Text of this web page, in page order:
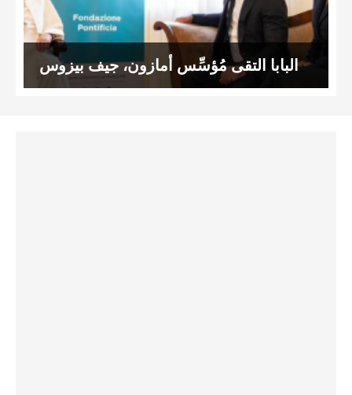
البابا التقى مُؤسِّس أمازون، جيف بيزوس